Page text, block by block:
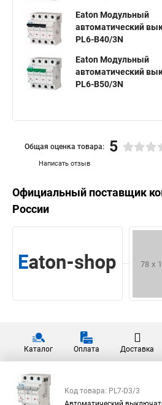
Eaton Модульный
автоматический
PL6-B40/3N
Eaton Модульный
автоматический
PL6-B50/3N
Написать отзыв
Общая оценка товара: 5
Официальный поставщик
России
Каталог Оплата Доставка
Код товара: PL7-D3/3